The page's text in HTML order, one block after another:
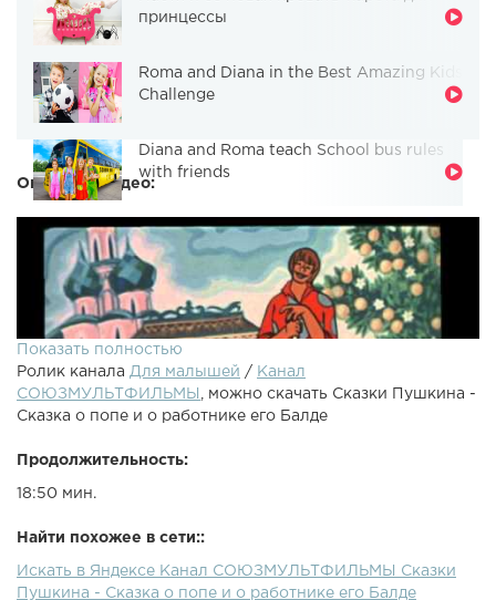
принцессы
Roma and Diana in the Best Amazing Kids
Challenge
Diana and Roma teach School bus rules
with friends
Описание видео:
Рисованный советский мультипликационный фильм,
Показать полностью
Ролик канала Для малышей / Канал
СОЮЗМУЛЬТФИЛЬМЫ
, можно скачать Сказки Пушкина -
Сказка о попе и о работнике его Балде
Продолжительность:
18:50 мин.
Найти похожее в сети::
Искать в Яндексе Канал СОЮЗМУЛЬТФИЛЬМЫ Сказки
Пушкина - Сказка о попе и о работнике его Балде